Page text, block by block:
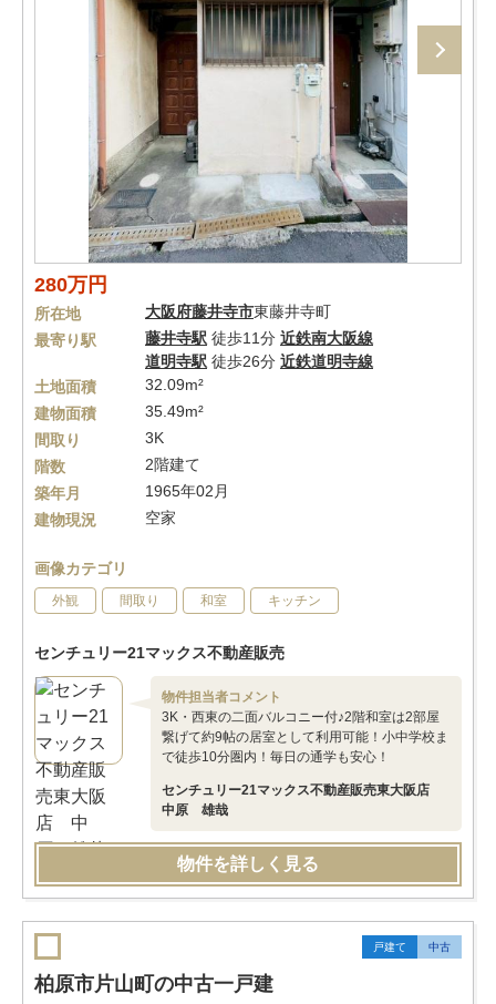
280万円
所在地 大阪府藤井寺市東藤井寺町
最寄り駅
藤井寺駅 徒歩11分 近鉄南大阪線
道明寺駅 徒歩26分 近鉄道明寺線
土地面積
32.09m²
建物面積
35.49m²
間取り
3K
階数
2階建て
築年月
1965年02月
建物現況
空家
画像カテゴリ
外観 間取り 和室 キッチン
センチュリー21マックス不動産販売
物件担当者コメント
3K・西東の二面バルコニー付♪2階和室は2部屋
繋げて約9帖の居室として利用可能！小中学校ま
で徒歩10分圏内！毎日の通学も安心！
センチュリー21マックス不動産販売東大阪店
中原 雄哉
物件を詳しく見る
戸建て 中古
柏原市片山町の中古一戸建